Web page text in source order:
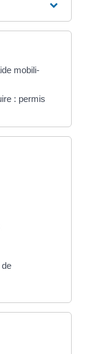
mobili-
: permis